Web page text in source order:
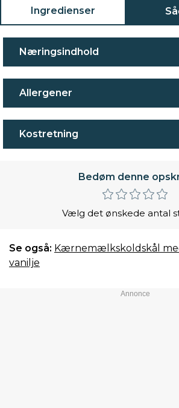
Ingredienser
Næringsindhold
Allergener
Kostretning
Bedøm denne
Vælg det ønskede antal
Se også: Kærnemælkskoldskål
vanilje